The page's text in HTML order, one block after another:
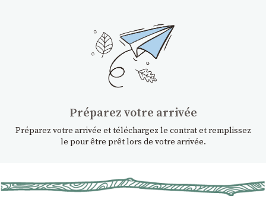
Préparez votre arrivée
Préparez votre arrivée et téléchargez le contrat et remplissez
le pour être prêt lors de votre arrivée.